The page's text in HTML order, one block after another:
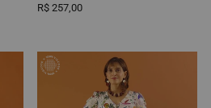
R$ 257,00